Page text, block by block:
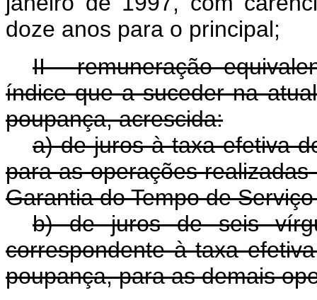
doze anos para o principal;
II - remuneração
índice que a suceder na
poupança, acrescida:
a) de juros à taxa efetiva
para as operações
Garantia do Tempo de
b) de juros de seis
correspondente à taxa
poupança, para as demais